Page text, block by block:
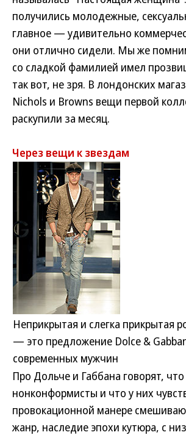
получились молодежные,
главное — удивительно
они отлично сидели. Мы же
со сладкой фамилией имел
так вот, не зря. В лондонских
Nichols и Browns вещи первой
раскупили за месяц.
Через вещи к звездам
Неприкрытая и слегка прикрытая
— это предложение Dolce &
современных мужчин
Про Дольче и Габбана говорят,
нонконформисты и что у них
провокационной манере
жанр, наследие эпохи кутюра, с